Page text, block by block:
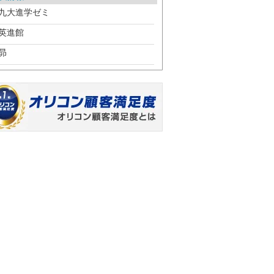
大進学ゼミ
進館